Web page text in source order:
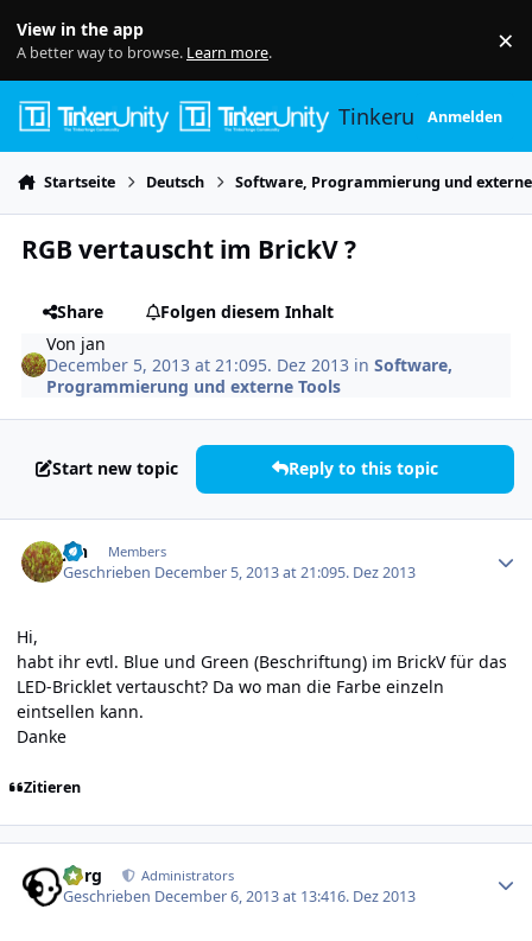
View in the app
A better way to browse. Learn more. ×
TinkerunityAnmelden
Startseite Deutsch Software, Programmierung und
RGB vertauscht im BrickV ?
Share
Folgen diesem Inhalt
Von jan
December 5, 2013 at 21:095. Dez 2013 inSoftware,
Programmierung und externe Tools
Start new topic Reply to this topic
jan Members
Geschrieben December 5, 2013 at 21:095. Dez 2013
Hi,
habt ihr evtl. Blue und Green (Beschriftung) im BrickV für das
LED-Bricklet vertauscht? Da wo man die Farbe einzeln
eintsellen kann.
Danke
Zitieren
borg Administrators
Geschrieben December 6, 2013 at 13:416. Dez 2013